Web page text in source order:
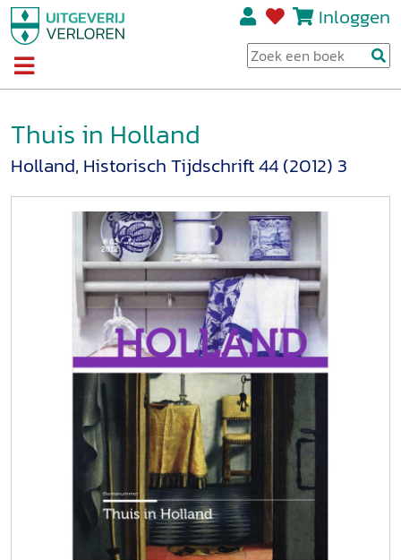
Inloggen
Thuis in Holland
Holland, Historisch Tijdschrift 44 (2012) 3